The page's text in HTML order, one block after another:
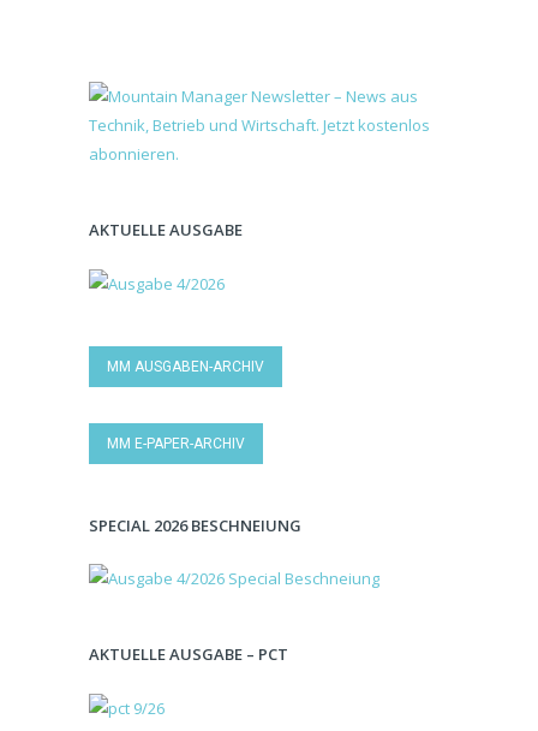
AKTUELLE AUSGABE
MM AUSGABEN-ARCHIV
MM E-PAPER-ARCHIV
SPECIAL 2026 BESCHNEIUNG
AKTUELLE AUSGABE – PCT